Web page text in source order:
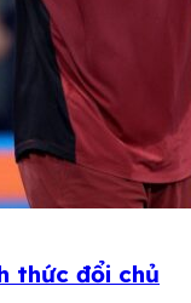
thức đổi chủ